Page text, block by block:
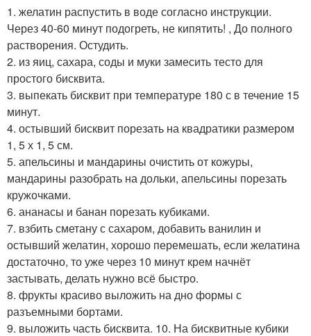
1. желатин распустить в воде согласно инструкции.
Через 40-60 минут подогреть, не кипятить! , До полного
растворения. Остудить.
2. из яиц, сахара, соды и муки замесить тесто для
простого бисквита.
3. выпекать бисквит при температуре 180 с в течение 15
минут.
4. остывший бисквит порезать на квадратики размером
1, 5 х 1, 5 см.
5. апельсины и мандарины очистить от кожуры,
мандарины разобрать на дольки, апельсины порезать
кружочками.
6. ананасы и банан порезать кубиками.
7. взбить сметану с сахаром, добавить ванилин и
остывший желатин, хорошо перемешать, если желатина
достаточно, то уже через 10 минут крем начнёт
застывать, делать нужно всё быстро.
8. фрукты красиво выложить на дно формы с
разъемными бортами.
9. выложить часть бисквита. 10. На бисквитные кубики